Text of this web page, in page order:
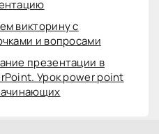
викторину с
и вопросами
презентации в
Урок power point